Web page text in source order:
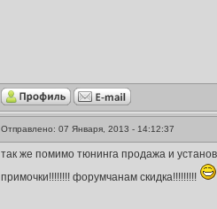
Отправлено: 07 Января, 2013 - 14:12:37
так же помимо тюнинга продажа и
примочки!!!!!!!! форумчанам скидка!!!!!!!!!